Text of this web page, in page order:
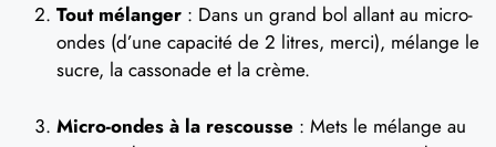
Tout mélanger : Dans un grand bol allant au micro-
ondes (d’une capacité de 2 litres, merci), mélange le
sucre, la cassonade et la crème.
Micro-ondes à la rescousse : Mets le mélange au